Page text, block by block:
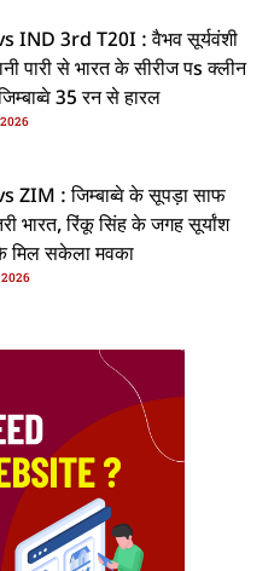
IND 3rd T20I : वैभव सूर्यवंशी
पारी से भारत के सीरीज पs क्लीन
35 रन से हारल
ZIM : जिम्बाब्वे के सूपड़ा साफ
भारत, रिंकू सिंह के जगह सूर्यांश
मिल सकेला मवका